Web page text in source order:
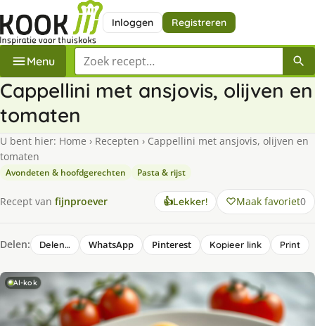
Inloggen Registreren
Menu Zoek een recept
Cappellini met ansjovis, olijven en
tomaten
U bent hier: Home › Recepten › Cappellini met ansjovis, olijven en
tomaten
Avondeten & hoofdgerechten Pasta & rijst
Recept van fijnproever 👍Lekker! Maak favoriet0
Delen: Delen… WhatsApp Pinterest Kopieer link Print
AI-kok